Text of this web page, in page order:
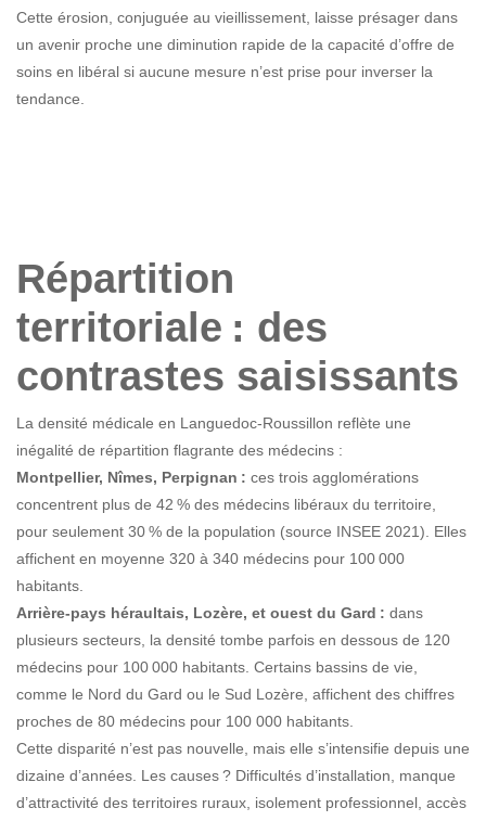
Cette érosion, conjuguée au vieillissement, laisse présager dans
un avenir proche une diminution rapide de la capacité d’offre de
soins en libéral si aucune mesure n’est prise pour inverser la
tendance.
Répartition
territoriale : des
contrastes saisissants
La densité médicale en Languedoc-Roussillon reflète une
inégalité de répartition flagrante des médecins :
Montpellier, Nîmes, Perpignan : ces trois agglomérations
concentrent plus de 42 % des médecins libéraux du territoire,
pour seulement 30 % de la population (source INSEE 2021). Elles
affichent en moyenne 320 à 340 médecins pour 100 000
habitants.
Arrière-pays héraultais, Lozère, et ouest du Gard : dans
plusieurs secteurs, la densité tombe parfois en dessous de 120
médecins pour 100 000 habitants. Certains bassins de vie,
comme le Nord du Gard ou le Sud Lozère, affichent des chiffres
proches de 80 médecins pour 100 000 habitants.
Cette disparité n’est pas nouvelle, mais elle s’intensifie depuis une
dizaine d’années. Les causes ? Difficultés d’installation, manque
d’attractivité des territoires ruraux, isolement professionnel, accès